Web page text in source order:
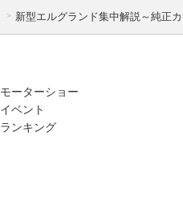
新型エルグランド集中解説～純正
モーターショー
イベント
ランキング